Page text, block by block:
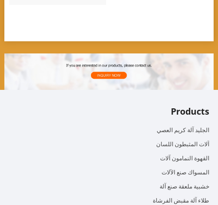
Products
الجليد آلة كريم العصي
آلات المثبطون اللسان
القهوة النمامون آلات
المسواك صنع الآلات
خشبية ملعقة صنع آلة
طلاء آلة مقبض الفرشاة